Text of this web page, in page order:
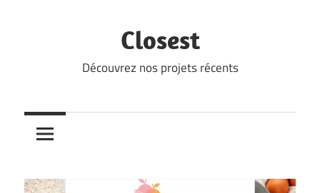
Closest
Découvrez nos projets récents